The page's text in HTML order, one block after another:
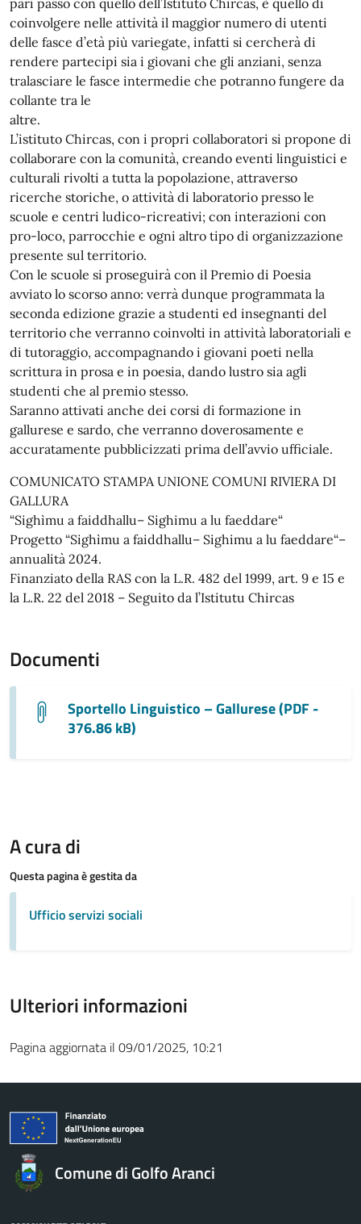
pari passo con quello dell’Istituto Chircas, è quello di
coinvolgere nelle attività il maggior numero di utenti
delle fasce d’età più variegate, infatti si cercherà di
rendere partecipi sia i giovani che gli anziani, senza
tralasciare le fasce intermedie che potranno fungere da
collante tra le
altre.
L’istituto Chircas, con i propri collaboratori si propone di
collaborare con la comunità, creando eventi linguistici e
culturali rivolti a tutta la popolazione, attraverso
ricerche storiche, o attività di laboratorio presso le
scuole e centri ludico-ricreativi; con interazioni con
pro-loco, parrocchie e ogni altro tipo di organizzazione
presente sul territorio.
Con le scuole si proseguirà con il Premio di Poesia
avviato lo scorso anno: verrà dunque programmata la
seconda edizione grazie a studenti ed insegnanti del
territorio che verranno coinvolti in attività laboratoriali e
di tutoraggio, accompagnando i giovani poeti nella
scrittura in prosa e in poesia, dando lustro sia agli
studenti che al premio stesso.
Saranno attivati anche dei corsi di formazione in
gallurese e sardo, che verranno doverosamente e
accuratamente pubblicizzati prima dell’avvio ufficiale.
COMUNICATO STAMPA UNIONE COMUNI RIVIERA DI
GALLURA
“Sighìmu a faiddhallu– Sighimu a lu faeddare“
Progetto “Sighìmu a faiddhallu– Sighimu a lu faeddare“–
annualità 2024.
Finanziato della RAS con la L.R. 482 del 1999, art. 9 e 15 e
la L.R. 22 del 2018 – Seguito da l’Istitutu Chircas
Documenti
Sportello Linguistico – Gallurese (PDF -
376.86 kB)
A cura di
Questa pagina è gestita da
Ufficio servizi sociali
Ulteriori informazioni
Pagina aggiornata il 09/01/2025, 10:21
Comune di Golfo Aranci